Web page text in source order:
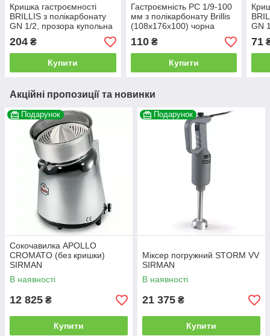
Кришка гастроємності
BRILLIS з полікарбонату
GN 1/2, прозора купольна
204 ₴
Купити
Гастроємність РС 1/9-100
мм з полікарбонату Brillis
(108х176х100) чорна
110₴
Купити
GN
71
Акційні пропозиції та новинки
Подарунок
Сокочавилка APOLLO
CROMATO (без кришки)
SIRMAN
В наявності
12 825 ₴
Купити
Подарунок
Міксер погружний STORM VV
SIRMAN
В наявності
21 375 ₴
Купити